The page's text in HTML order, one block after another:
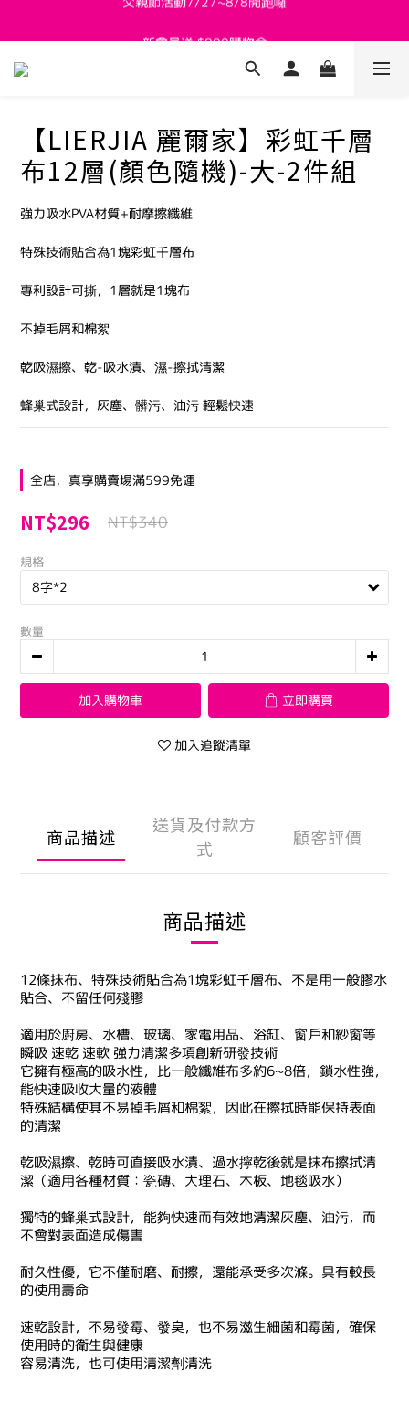
父親節活動7/27~8/8開跑囉
【LIERJIA 麗爾家】彩虹千層
布12層(顏色隨機)-大-2件組
強力吸水PVA材質+耐摩擦纖維
特殊技術貼合為1塊彩虹千層布
專利設計可撕，1層就是1塊布
不掉毛屑和棉絮
乾吸濕擦、乾-吸水漬、濕-擦拭清潔
蜂巢式設計，灰塵、髒污、油污 輕鬆快速
全店，真享購賣場滿599免運
NT$296 NT$340
規格
數量
加入購物車 立即購買
加入追蹤清單
商品描述
送貨及付款方
式
顧客評價
商品描述
12條抹布、特殊技術貼合為1塊彩虹千層布、不是用一般膠水
貼合、不留任何殘膠
適用於廚房、水槽、玻璃、家電用品、浴缸、窗戶和紗窗等
瞬吸 速乾 速軟 強力清潔多項創新研發技術
它擁有極高的吸水性， 比一般纖維布多約6~8倍， 鎖水性強，
能快速吸收大量的液體
特殊結構使其不易掉毛屑和棉絮， 因此在擦拭時能保持表面
的清潔
乾吸濕擦、乾時可直接吸水漬、過水擰乾後就是抹布擦拭清
潔（適用各種材質：瓷磚、大理石、木板、地毯吸水）
獨特的蜂巢式設計，能夠快速而有效地清潔灰塵、油污，而
不會對表面造成傷害
耐久性優， 它不僅耐磨、耐擦， 還能承受多次滌。具有較長
的使用壽命
速乾設計，不易發霉、發臭， 也不易滋生細菌和霉菌， 確保
使用時的衛生與健康
容易清洗， 也可使用清潔劑清洗